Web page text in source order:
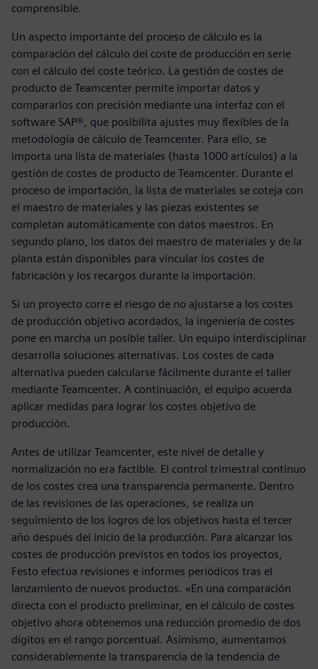
comprensible.
Un aspecto importante del proceso de cálculo es la
comparación del cálculo del coste de producción en serie
con el cálculo del coste teórico. La gestión de costes de
producto de Teamcenter permite importar datos y
compararlos con precisión mediante una interfaz con el
software SAP®, que posibilita ajustes muy flexibles de la
metodología de cálculo de Teamcenter. Para ello, se
importa una lista de materiales (hasta 1000 artículos) a la
gestión de costes de producto de Teamcenter. Durante el
proceso de importación, la lista de materiales se coteja con
el maestro de materiales y las piezas existentes se
completan automáticamente con datos maestros. En
segundo plano, los datos del maestro de materiales y de la
planta están disponibles para vincular los costes de
fabricación y los recargos durante la importación.
Si un proyecto corre el riesgo de no ajustarse a los costes
de producción objetivo acordados, la ingeniería de costes
pone en marcha un posible taller. Un equipo interdisciplinar
desarrolla soluciones alternativas. Los costes de cada
alternativa pueden calcularse fácilmente durante el taller
mediante Teamcenter. A continuación, el equipo acuerda
aplicar medidas para lograr los costes objetivo de
producción.
Antes de utilizar Teamcenter, este nivel de detalle y
normalización no era factible. El control trimestral continuo
de los costes crea una transparencia permanente. Dentro
de las revisiones de las operaciones, se realiza un
seguimiento de los logros de los objetivos hasta el tercer
año después del inicio de la producción. Para alcanzar los
costes de producción previstos en todos los proyectos,
Festo efectúa revisiones e informes periódicos tras el
lanzamiento de nuevos productos. «En una comparación
directa con el producto preliminar, en el cálculo de costes
objetivo ahora obtenemos una reducción promedio de dos
dígitos en el rango porcentual. Asimismo, aumentamos
considerablemente la transparencia de la tendencia de